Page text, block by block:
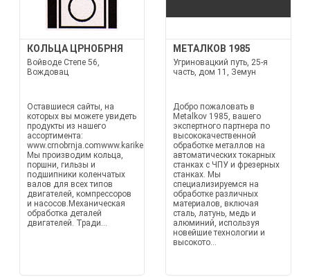
КОЛЬЦА ЦРНОБРНЯ
Войводе Степе 56,
Вождовац
Оставшиеся сайты, на
которых вы можете увидеть
продукты из нашего
ассортимента:
www.crnobrnja.comwww.karike.euwww.hilzne.rs
Мы производим кольца,
поршни, гильзы и
подшипники коленчатых
валов для всех типов
двигателей, компрессоров
и насосов.Механическая
обработка деталей
двигателей. Тради...
МЕТАЛКОВ 1985
Угриновацкий путь, 25-я
часть, дом 11, Земун
Добро пожаловать в
Metalkov 1985, вашего
экспертного партнера по
высококачественной
обработке металлов на
автоматических токарных
станках с ЧПУ и фрезерных
станках. Мы
специализируемся на
обработке различных
материалов, включая
сталь, латунь, медь и
алюминий, используя
новейшие технологии и
высокото...